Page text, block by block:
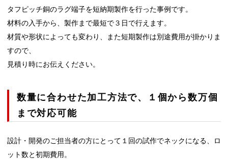
タフピッチ銅のラグ端子を短納期製作を行った事例です。
材料の入手から、製作まで最短で３日で行えます。
材質や形状によっても変わり、また短期製作は別途費用が掛かりま
すので、
見積り時にお伝えください。
数量に合わせた加工方法で、１個から数万個
まで対応可能
設計・開発のご担当者の方にとって１回の試作でネックになる、ロ
ット数と初期費用。